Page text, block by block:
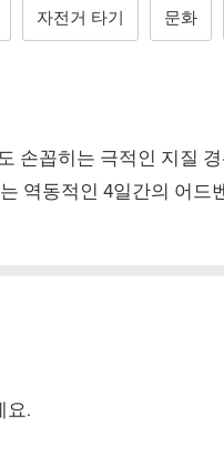
자전거 타기 문화
손꼽히는 극적인 지질
역동적인 4일간의 어드
요.